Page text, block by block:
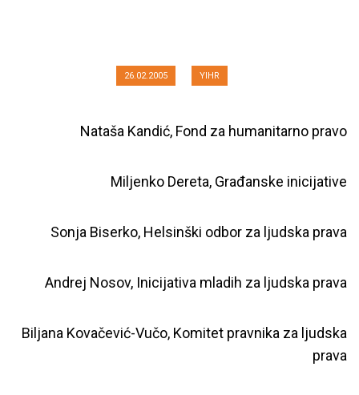
26.02.2005 YIHR
Nataša Kandić, Fond za humanitarno pravo
Miljenko Dereta, Građanske inicijative
Sonja Biserko, Helsinški odbor za ljudska prava
Andrej Nosov, Inicijativa mladih za ljudska prava
Biljana Kovačević-Vučo, Komitet pravnika za ljudska
prava